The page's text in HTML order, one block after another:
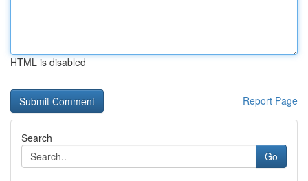
HTML is disabled
Report Page
Search
Go